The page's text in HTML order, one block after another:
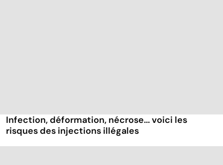
Infection, déformation, nécrose... voici les
risques des injections illégales